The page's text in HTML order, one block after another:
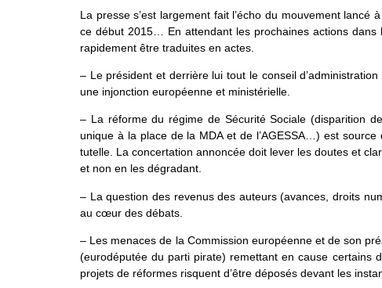
La presse s’est largement fait l’écho du mouvement
ce début 2015… En attendant les prochaines actions
rapidement être traduites en actes.
– Le président et derrière lui tout le conseil
une injonction européenne et ministérielle.
– La réforme du régime de Sécurité Sociale (disparition
unique à la place de la MDA et de l’AGESSA…) est source
tutelle. La concertation annoncée doit lever les doutes et
et non en les dégradant.
– La question des revenus des auteurs (avances, droits
au cœur des débats.
– Les menaces de la Commission européenne et de son
(eurodéputée du parti pirate) remettant en cause certains
projets de réformes risquent d’être déposés devant les